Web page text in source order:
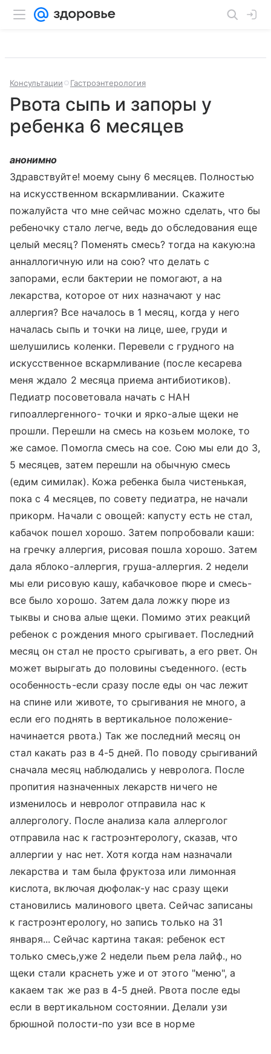
Консультации Гастроэнтерология
Рвота сыпь и запоры у
ребенка 6 месяцев
анонимно
Здравствуйте! моему сыну 6 месяцев. Полностью
на искусственном вскармливании. Скажите
пожалуйста что мне сейчас можно сделать, что бы
ребеночку стало легче, ведь до обследования еще
целый месяц? Поменять смесь? тогда на какую:на
анналлогичную или на сою? что делать с
запорами, если бактерии не помогают, а на
лекарства, которое от них назначают у нас
аллергия? Все началось в 1 месяц, когда у него
началась сыпь и точки на лице, шее, груди и
шелушились коленки. Перевели с грудного на
искусственное вскармливание (после кесарева
меня ждало 2 месяца приема антибиотиков).
Педиатр посоветовала начать с НАН
гипоаллергенного- точки и ярко-алые щеки не
прошли. Перешли на смесь на козьем молоке, то
же самое. Помогла смесь на сое. Сою мы ели до 3,
5 месяцев, затем перешли на обычную смесь
(едим симилак). Кожа ребенка была чистенькая,
пока с 4 месяцев, по совету педиатра, не начали
прикорм. Начали с овощей: капусту есть не стал,
кабачок пошел хорошо. Затем попробовали каши:
на гречку аллергия, рисовая пошла хорошо. Затем
дала яблоко-аллергия, груша-аллергия. 2 недели
мы ели рисовую кашу, кабачковое пюре и смесь-
все было хорошо. Затем дала ложку пюре из
тыквы и снова алые щеки. Помимо этих реакций
ребенок с рождения много срыгивает. Последний
месяц он стал не просто срыгивать, а его рвет. Он
может вырыгать до половины съеденного. (есть
особенность-если сразу после еды он час лежит
на спине или животе, то срыгивания не много, а
если его поднять в вертикальное положение-
начинается рвота.) Так же последний месяц он
стал какать раз в 4-5 дней. По поводу срыгиваний
сначала месяц наблюдались у невролога. После
пропития назначенных лекарств ничего не
изменилось и невролог отправила нас к
аллергологу. После анализа кала аллерголог
отправила нас к гастроэнтерологу, сказав, что
аллергии у нас нет. Хотя когда нам назначали
лекарства и там была фруктоза или лимонная
кислота, включая дюфолак-у нас сразу щеки
становились малинового цвета. Сейчас записаны
к гастроэнтерологу, но запись только на 31
января... Сейчас картина такая: ребенок ест
только смесь,уже 2 недели пьем рела лайф., но
щеки стали краснеть уже и от этого "меню", а
какаем так же раз в 4-5 дней. Рвота после еды
если в вертикальном состоянии. Делали узи
брюшной полости-по узи все в норме